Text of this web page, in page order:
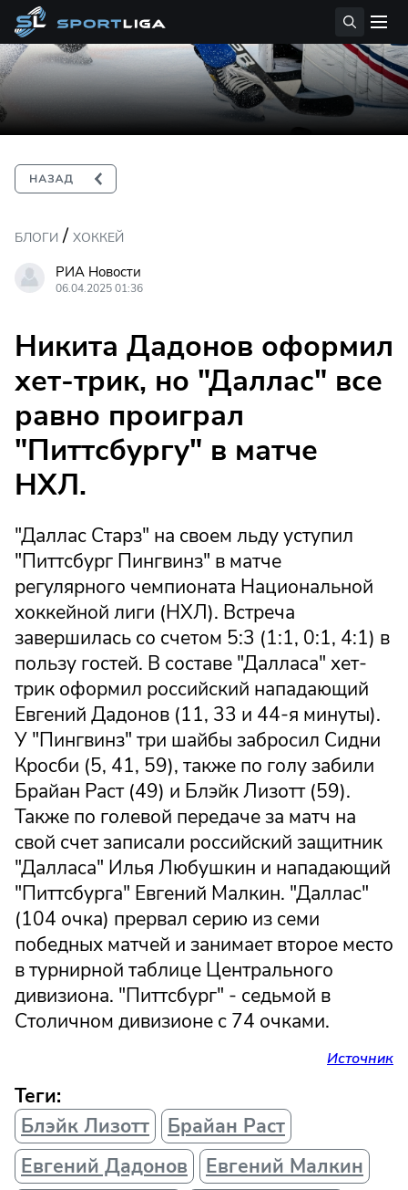
БЛОГИ / ХОККЕЙ
РИА Новости
06.04.2025 01:36
Никита Дадонов оформил
хет-трик, но "Даллас" все
равно проиграл
"Питтсбургу" в матче
НХЛ.
"Даллас Старз" на своем льду уступил
"Питтсбург Пингвинз" в матче
регулярного чемпионата Национальной
хоккейной лиги (НХЛ). Встреча
завершилась со счетом 5:3 (1:1, 0:1, 4:1) в
пользу гостей. В составе "Далласа" хет-
трик оформил российский нападающий
Евгений Дадонов (11, 33 и 44-я минуты).
У "Пингвинз" три шайбы забросил Сидни
Кросби (5, 41, 59), также по голу забили
Брайан Раст (49) и Блэйк Лизотт (59).
Также по голевой передаче за матч на
свой счет записали российский защитник
"Далласа" Илья Любушкин и нападающий
"Питтсбурга" Евгений Малкин. "Даллас"
(104 очка) прервал серию из семи
победных матчей и занимает второе место
в турнирной таблице Центрального
дивизиона. "Питтсбург" - седьмой в
Столичном дивизионе с 74 очками.
Источник
Теги:
Блэйк Лизотт
Брайан Раст
Евгений Дадонов
Евгений Малкин